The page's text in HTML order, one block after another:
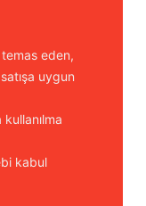
temas eden,
uygun
kullanılma
kabul